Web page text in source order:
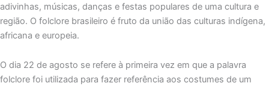
adivinhas, músicas, danças e festas populares de uma cultura e
região. O folclore brasileiro é fruto da união das culturas indígena,
africana e europeia.
O dia 22 de agosto se refere à primeira vez em que a palavra
folclore foi utilizada para fazer referência aos costumes de um